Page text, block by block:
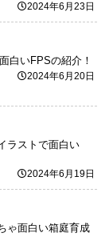
2024年6月23日
白いFPSの紹介！
2024年6月20日
ラストで面白い
2024年6月19日
ゃ面白い箱庭育成